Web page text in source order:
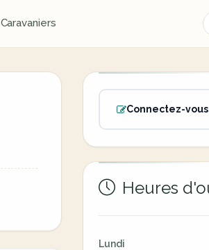
Caravaniers
Connectez-
Heures
Lundi